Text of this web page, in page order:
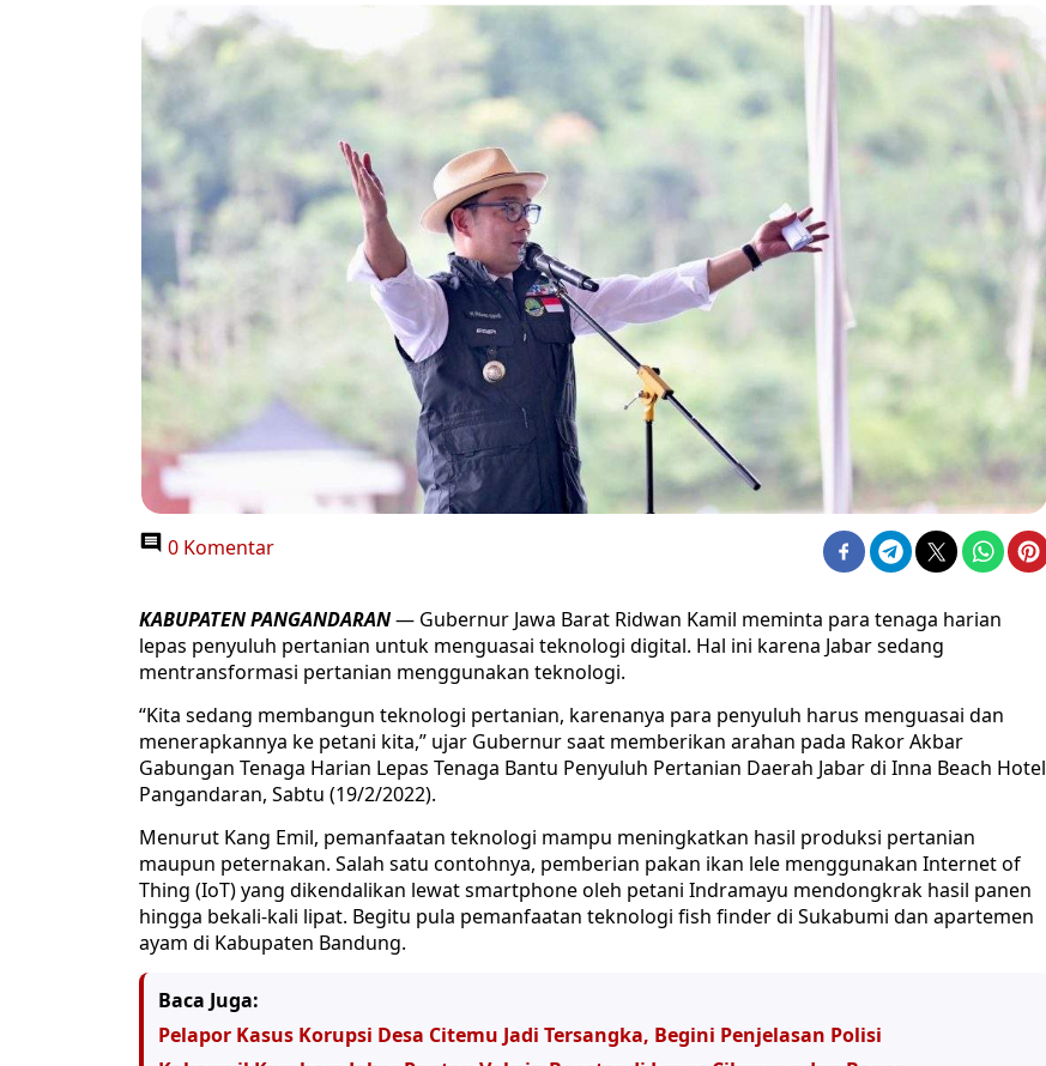
0 Komentar
KABUPATEN PANGANDARAN— Gubernur Jawa Barat Ridwan Kamil meminta para tenaga harian
lepas penyuluh pertanian untuk menguasai teknologi digital. Hal ini karena Jabar sedang
mentransformasi pertanian menggunakan teknologi.
“Kita sedang membangun teknologi pertanian, karenanya para penyuluh harus menguasai dan
menerapkannya ke petani kita,” ujar Gubernur saat memberikan arahan pada Rakor Akbar
Gabungan Tenaga Harian Lepas Tenaga Bantu Penyuluh Pertanian Daerah Jabar di Inna Beach Hotel
Pangandaran, Sabtu (19/2/2022).
Menurut Kang Emil, pemanfaatan teknologi mampu meningkatkan hasil produksi pertanian
maupun peternakan. Salah satu contohnya, pemberian pakan ikan lele menggunakan Internet of
Thing (IoT) yang dikendalikan lewat smartphone oleh petani Indramayu mendongkrak hasil panen
hingga bekali-kali lipat. Begitu pula pemanfaatan teknologi fish finder di Sukabumi dan apartemen
ayam di Kabupaten Bandung.
Baca Juga:
Pelapor Kasus Korupsi Desa Citemu Jadi Tersangka, Begini Penjelasan Polisi